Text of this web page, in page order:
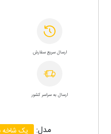
ارسال سریع سفارش
ارسال به سراسر کشور
مدل: یک شاخه برابر